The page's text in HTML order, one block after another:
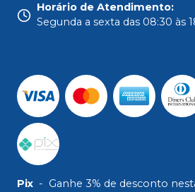
Horário de Atendimento:
Segunda a sexta das 08:30 às
Pix - Ganhe 3% de desconto